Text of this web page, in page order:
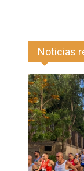
Noticias